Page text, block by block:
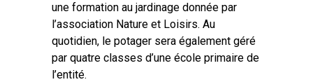
une formation au jardinage donnée par
l’association Nature et Loisirs. Au
quotidien, le potager sera également géré
par quatre classes d’une école primaire de
l’entité.